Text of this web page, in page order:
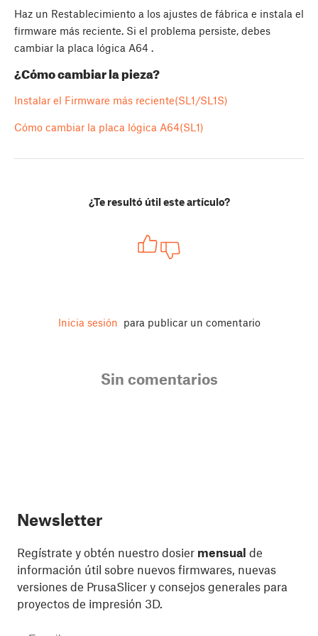
Haz un Restablecimiento a los ajustes de fábrica e instala el
firmware más reciente. Si el problema persiste, debes
cambiar la placa lógica A64 .
¿Cómo cambiar la pieza?
Instalar el Firmware más reciente(SL1/SL1S)
Cómo cambiar la placa lógica A64(SL1)
¿Te resultó útil este artículo?
Inicia sesión para publicar un comentario
Sin comentarios
Newsletter
Regístrate y obtén nuestro dosier mensual de
información útil sobre nuevos firmwares, nuevas
versiones de PrusaSlicer y consejos generales para
proyectos de impresión 3D.